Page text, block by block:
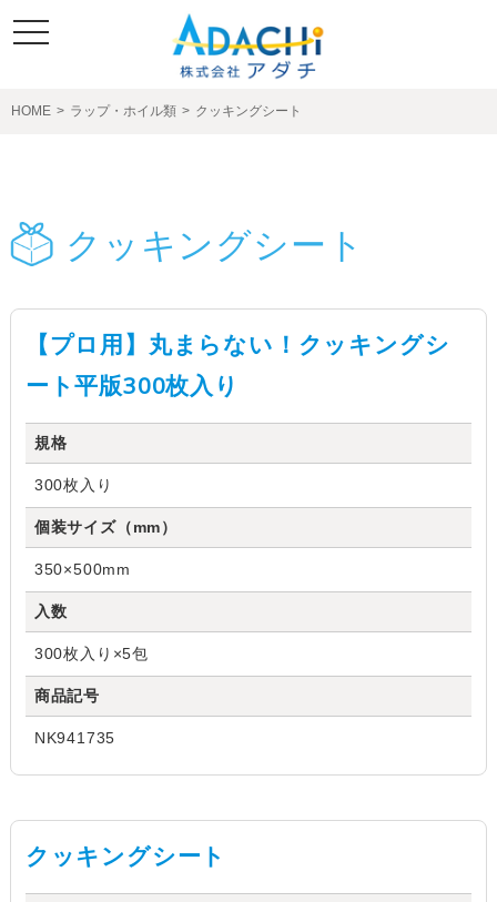
toggle
navigation
HOME > ラップ・ホイル類 > クッキングシート
クッキングシート
【プロ用】丸まらない！クッキングシ
ート平版300枚入り
規格
300枚入り
個装サイズ（mm）
350×500mm
入数
300枚入り×5包
商品記号
NK941735
クッキングシート